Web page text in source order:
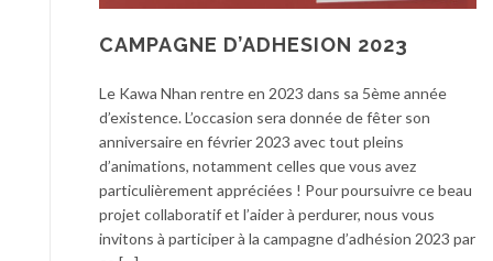
CAMPAGNE D’ADHESION 2023
Le Kawa Nhan rentre en 2023 dans sa 5ème année
d’existence. L’occasion sera donnée de fêter son
anniversaire en février 2023 avec tout pleins
d’animations, notamment celles que vous avez
particulièrement appréciées ! Pour poursuivre ce beau
projet collaboratif et l’aider à perdurer, nous vous
invitons à participer à la campagne d’adhésion 2023 par